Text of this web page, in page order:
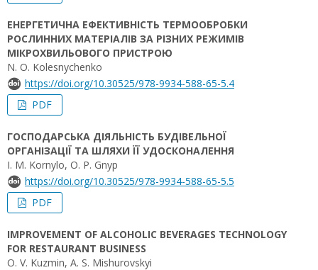
ЕНЕРГЕТИЧНА ЕФЕКТИВНІСТЬ ТЕРМООБРОБКИ
РОСЛИННИХ МАТЕРІАЛІВ ЗА РІЗНИХ РЕЖИМІВ
МІКРОХВИЛЬОВОГО ПРИСТРОЮ
N. O. Kolesnychenko
https://doi.org/10.30525/978-9934-588-65-5.4
PDF
ГОСПОДАРСЬКА ДІЯЛЬНІСТЬ БУДІВЕЛЬНОЇ
ОРГАНІЗАЦІЇ ТА ШЛЯХИ ЇЇ УДОСКОНАЛЕННЯ
I. М. Kornylo, O. Р. Gnyp
https://doi.org/10.30525/978-9934-588-65-5.5
PDF
IMPROVEMENT OF ALCOHOLIC BEVERAGES TECHNOLOGY
FOR RESTAURANT BUSINESS
O. V. Kuzmin, A. S. Mishurovskyi